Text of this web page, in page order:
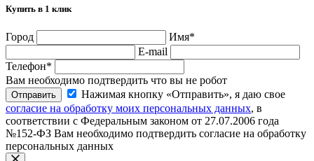
Купить в 1 клик
Город Имя*
E-mail
Телефон*
Вам необходимо подтвердить что вы не робот
Отправить
Нажимая кнопку «Отправить», я даю свое
согласие на обработку моих персональных данных, в
соответствии с Федеральным законом от 27.07.2006 года
№152-ФЗ Вам необходимо подтвердить согласие на обработку
персональных данных